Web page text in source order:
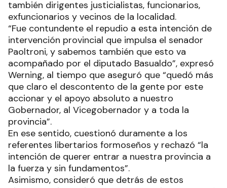
también dirigentes justicialistas, funcionarios,
exfuncionarios y vecinos de la localidad.
“Fue contundente el repudio a esta intención de
intervención provincial que impulsa el senador
Paoltroni, y sabemos también que esto va
acompañado por el diputado Basualdo”, expresó
Werning, al tiempo que aseguró que “quedó más
que claro el descontento de la gente por este
accionar y el apoyo absoluto a nuestro
Gobernador, al Vicegobernador y a toda la
provincia”.
En ese sentido, cuestionó duramente a los
referentes libertarios formoseños y rechazó “la
intención de querer entrar a nuestra provincia a
la fuerza y sin fundamentos”.
Asimismo, consideró que detrás de estos